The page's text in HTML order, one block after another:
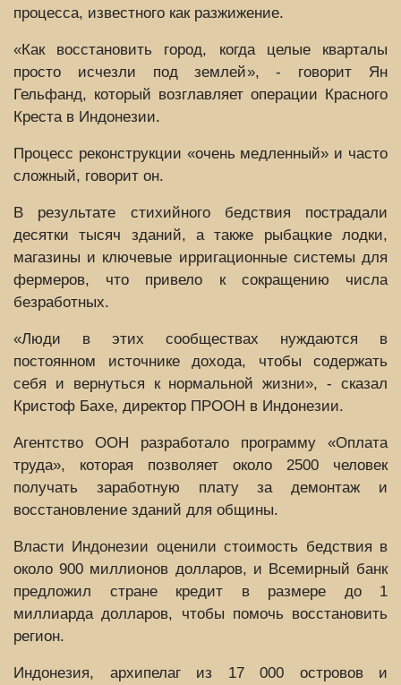
процесса, известного как разжижение.
«Как восстановить город, когда целые кварталы
просто исчезли под землей», - говорит Ян
Гельфанд, который возглавляет операции Красного
Креста в Индонезии.
Процесс реконструкции «очень медленный» и часто
сложный, говорит он.
В результате стихийного бедствия пострадали
десятки тысяч зданий, а также рыбацкие лодки,
магазины и ключевые ирригационные системы для
фермеров, что привело к сокращению числа
безработных.
«Люди в этих сообществах нуждаются в
постоянном источнике дохода, чтобы содержать
себя и вернуться к нормальной жизни», - сказал
Кристоф Бахе, директор ПРООН в Индонезии.
Агентство ООН разработало программу «Оплата
труда», которая позволяет около 2500 человек
получать заработную плату за демонтаж и
восстановление зданий для общины.
Власти Индонезии оценили стоимость бедствия в
около 900 миллионов долларов, и Всемирный банк
предложил стране кредит в размере до 1
миллиарда долларов, чтобы помочь восстановить
регион.
Индонезия, архипелаг из 17 000 островов и